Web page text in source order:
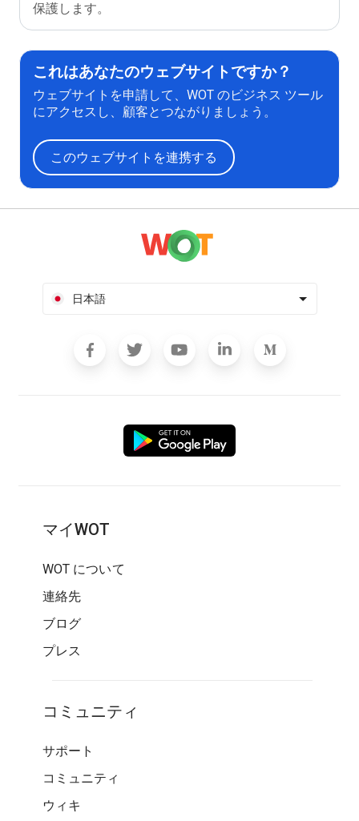
保護します。
これはあなたのウェブサイトですか？
ウェブサイトを申請して、WOT のビジネス ツール
にアクセスし、顧客とつながりましょう。
このウェブサイトを連携する
日本語
マイWOT
WOT について
連絡先
ブログ
プレス
コミュニティ
サポート
コミュニティ
ウィキ